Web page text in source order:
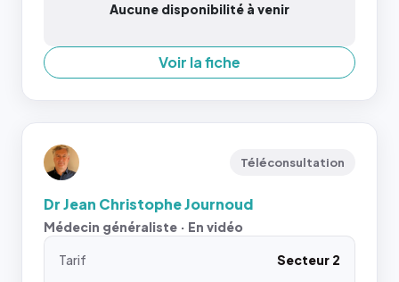
Aucune disponibilité à venir
Voir la fiche
Téléconsultation
Dr Jean Christophe Journoud
Médecin généraliste · En vidéo
Tarif
Secteur 2